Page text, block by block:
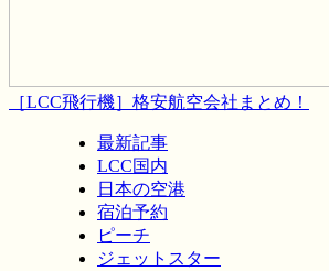
［LCC飛行機］格安航空会社まとめ！
最新記事
LCC国内
日本の空港
宿泊予約
ピーチ
ジェットスター